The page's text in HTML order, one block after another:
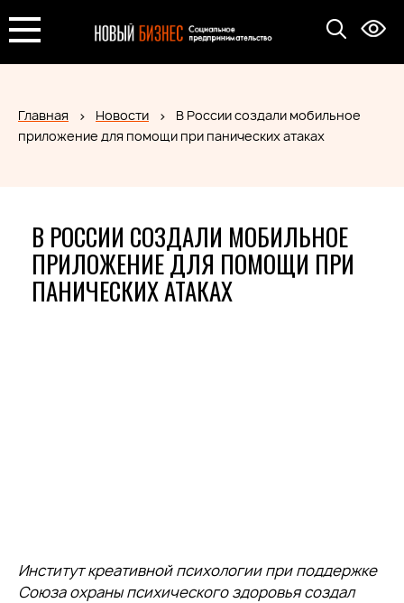
Главная Новости
В России создали мобильное
приложение для помощи при панических атаках
В РОССИИ СОЗДАЛИ МОБИЛЬНОЕ
ПРИЛОЖЕНИЕ ДЛЯ ПОМОЩИ ПРИ
ПАНИЧЕСКИХ АТАКАХ
Институт креативной психологии при поддержке
Союза охраны психического здоровья создал